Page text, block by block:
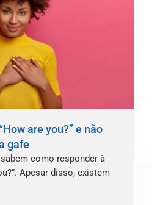
are you?” e não
gafe
como responder à
Apesar disso, existem